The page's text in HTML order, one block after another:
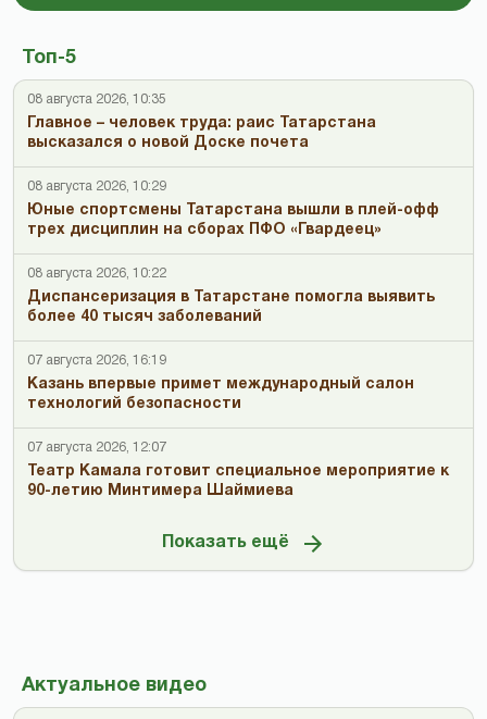
Топ-5
08 августа 2026, 10:35
Главное – человек труда: раис Татарстана
высказался о новой Доске почета
08 августа 2026, 10:29
Юные спортсмены Татарстана вышли в плей-офф
трех дисциплин на сборах ПФО «Гвардеец»
08 августа 2026, 10:22
Диспансеризация в Татарстане помогла выявить
более 40 тысяч заболеваний
07 августа 2026, 16:19
Казань впервые примет международный салон
технологий безопасности
07 августа 2026, 12:07
Театр Камала готовит специальное мероприятие к
90-летию Минтимера Шаймиева
Показать ещё
Актуальное видео